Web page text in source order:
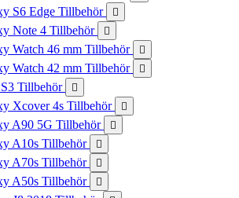
S6 Edge Tillbehör 
Note 4 Tillbehör 
Watch 46 mm Tillbehör 
Watch 42 mm Tillbehör 
S3 Tillbehör 
Xcover 4s Tillbehör 
A90 5G Tillbehör 
A10s Tillbehör 
A70s Tillbehör 
A50s Tillbehör 